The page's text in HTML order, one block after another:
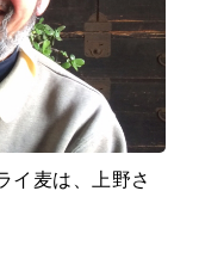
イ麦は、上野さ